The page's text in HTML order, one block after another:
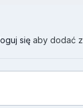
sięaby dodać